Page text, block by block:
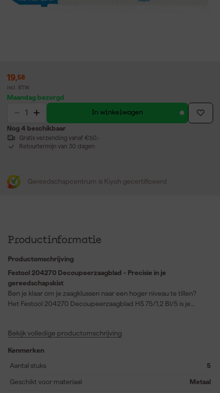
19,58
incl. BTW
Maandag bezorgd
In winkelwagen
Nog 4 beschikbaar
Gratis verzending vanaf €50,-
Retourtermijn van 30 dagen
Gereedschapcentrum is Kiyoh gecertificeerd
Productinformatie
Productomschrijving
Festool 204270 Decoupeerzaagblad - Precisie in je
gereedschapskist
Ben je klaar om je zaagklussen naar een hoger niveau te tillen?
Het Festool 204270 Decoupeerzaagblad HS 75/1,2 BI/5 is je
elke klusser nodig heeft. Of je nu door hout, metaal of kunststof
een verpakking van vijf stuks ben je altijd voorbereid, want je
grijpt continu naar een splinternieuw, scherp blad wanneer je dat
zaagprojecten kunnen dit blad aan; ideaal voor zowel de vakman
Bekijk volledige productomschrijving
Kenmerken
Aantal stuks
5
Geschikt voor materiaal Metaal